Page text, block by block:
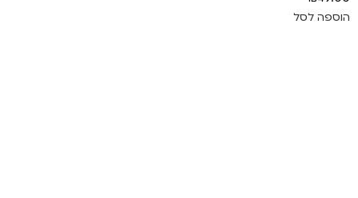
הוספה לסל